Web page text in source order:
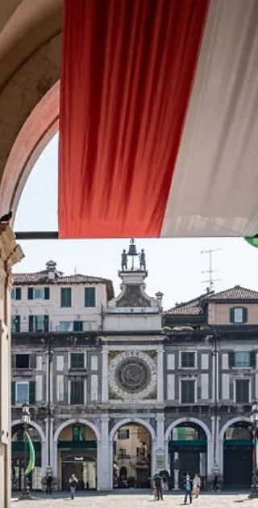
para as crianças comportadas e carvão para as
não foram tão obedientes. Mas a tradição vai
muito além de simples presentes ou punições. A
história da Befana remonta a séculos de história
popular, e o seu significado é profundo e mult